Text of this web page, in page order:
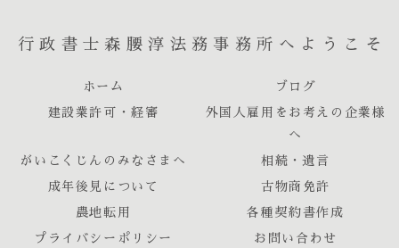
行政書士森腰淳法務事務所へようこそ
ホーム
ブログ
建設業許可・経審
外国人雇用をお考えの企業様
へ
がいこくじんのみなさまへ
相続・遺言
成年後見について
古物商免許
農地転用
各種契約書作成
プライバシーポリシー
お問い合わせ